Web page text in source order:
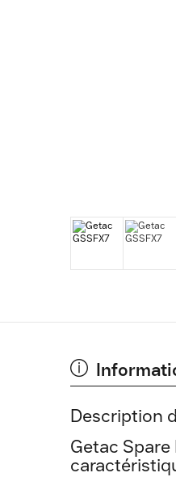
Description
Getac Spare